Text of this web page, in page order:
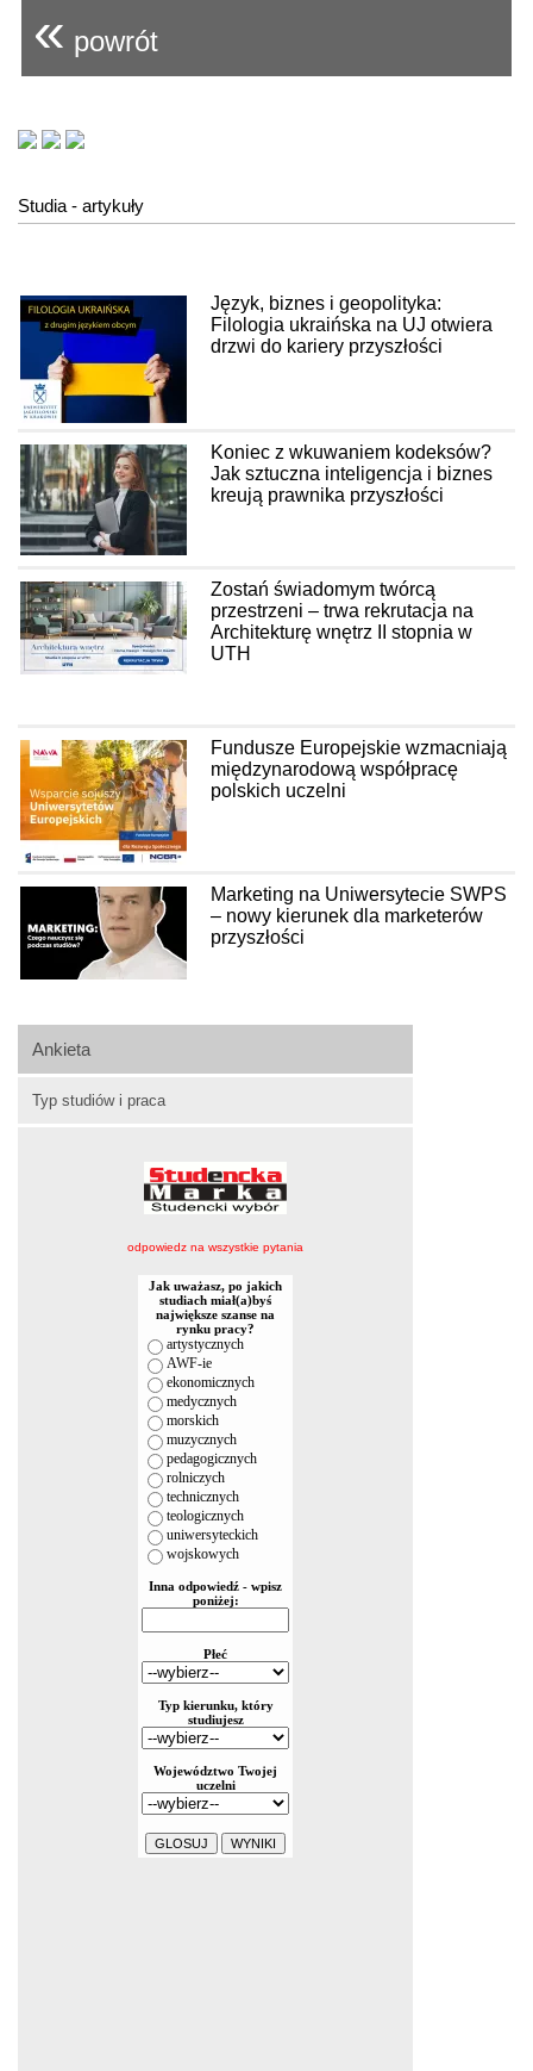
Ankieta
Typ studiów i praca
odpowiedz na wszystkie pytania
« powrót
Studia - artykuły
Język, biznes i geopolityka:
Filologia ukraińska na UJ otwiera
drzwi do kariery przyszłości
Koniec z wkuwaniem kodeksów?
Jak sztuczna inteligencja i biznes
kreują prawnika przyszłości
Zostań świadomym twórcą
przestrzeni – trwa rekrutacja na
Architekturę wnętrz II stopnia w
UTH
Fundusze Europejskie wzmacniają
międzynarodową współpracę
polskich uczelni
Marketing na Uniwersytecie SWPS
– nowy kierunek dla marketerów
przyszłości